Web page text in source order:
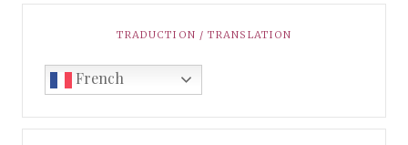
TRADUCTION / TRANSLATION
French